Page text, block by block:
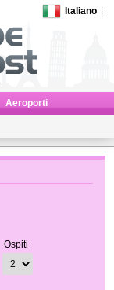
Italiano
Aeroporti
Ospiti